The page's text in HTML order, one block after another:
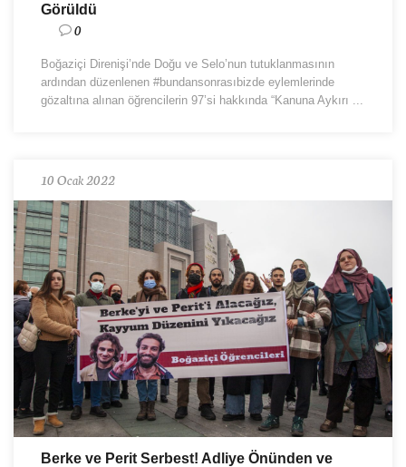
Görüldü
0
Boğaziçi Direnişi’nde Doğu ve Selo’nun tutuklanmasının
ardından düzenlenen #bundansonrasıbizde eylemlerinde
gözaltına alınan öğrencilerin 97’si hakkında “Kanuna Aykırı ...
10 Ocak 2022
Berke ve Perit Serbest! Adliye Önünden ve